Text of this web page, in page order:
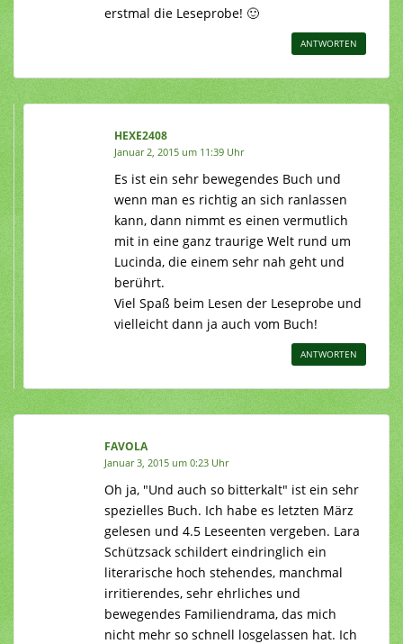
erstmal die Leseprobe! 🙂
ANTWORTEN
HEXE2408
Januar 2, 2015 um 11:39 Uhr
Es ist ein sehr bewegendes Buch und
wenn man es richtig an sich ranlassen
kann, dann nimmt es einen vermutlich
mit in eine ganz traurige Welt rund um
Lucinda, die einem sehr nah geht und
berührt.
Viel Spaß beim Lesen der Leseprobe und
vielleicht dann ja auch vom Buch!
ANTWORTEN
FAVOLA
Januar 3, 2015 um 0:23 Uhr
Oh ja, "Und auch so bitterkalt" ist ein sehr
spezielles Buch. Ich habe es letzten März
gelesen und 4.5 Leseenten vergeben. Lara
Schützsack schildert eindringlich ein
literarische hoch stehendes, manchmal
irritierendes, sehr ehrliches und
bewegendes Familiendrama, das mich
nicht mehr so schnell losgelassen hat. Ich